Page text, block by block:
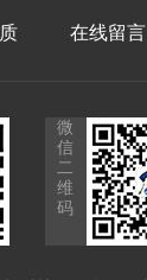
在线留言
微
信
二
维
码